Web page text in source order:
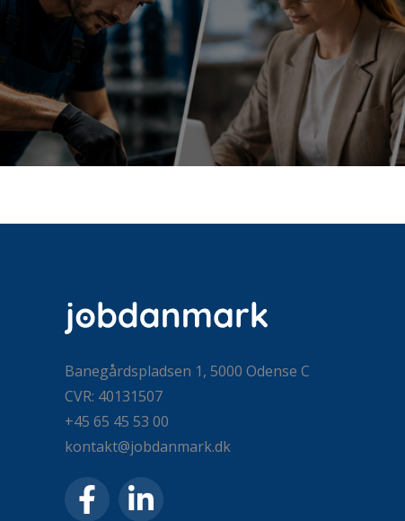
Banegårdspladsen 1, 5000 Odense C
CVR: 40131507
+45 65 45 53 00
kontakt@jobdanmark.dk